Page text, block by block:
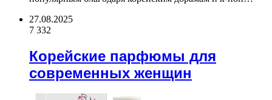
27.08.2025
7 332
Корейские парфюмы для
современных женщин